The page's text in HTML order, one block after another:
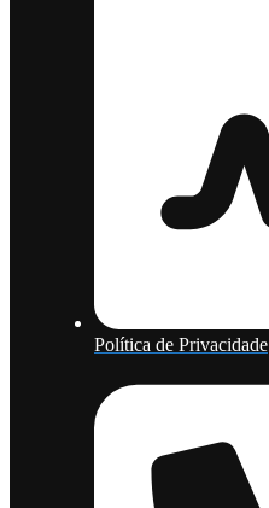
Política de Privacidade